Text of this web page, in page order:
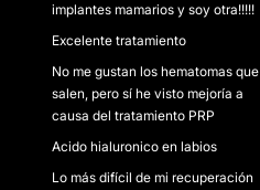
implantes mamarios y soy otra!!!!!
Excelente tratamiento
No me gustan los hematomas que
salen, pero sí he visto mejoría a
causa del tratamiento PRP
Acido hialuronico en labios
Lo más difícil de mi recuperación